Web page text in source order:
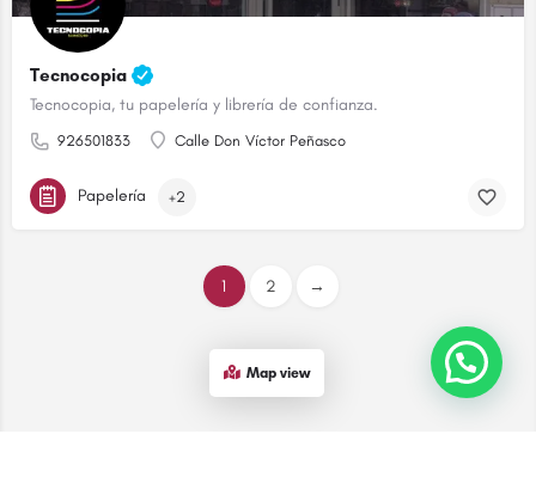
Tecnocopia
Tecnocopia, tu papelería y librería de confianza.
926501833 Calle Don Víctor Peñasco
Papelería +2
1 2 →
Map view¡Contáctanos!